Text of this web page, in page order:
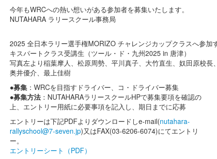
今年もWRCへの熱い想いがある参加者を募集いたします。
NUTAHARA ラリースクール事務局
2025 全日本ラリー選手権MORIZO チャレンジカップクラスへ参加
キスパートクラス受講生（ツール・ド・九州2025 in 唐津）
写真左より稲葉摩人、松原周勢、平川真子、大竹直生、奴田原校長
奥井優介、最上佳樹
●募集 ：WRCを目指すドライバー、コ・ドライバー募集
●募集方法 ：NUTAHARAラリースクールHPで募集要項を確認の
上、エントリー用紙に必要事項を記入し、期日までに応募
エントリーは下記PDFよりダウンロードしe-mail(nutahara-
rallyschool@7-seven.jp)又はFAX(03-6206-6074)にてエントリ
ー。
エントリーシート（PDF）